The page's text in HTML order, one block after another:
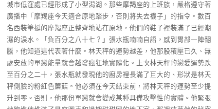
城市低窪處已經形成了小型潟湖。那些摩羯座的上班族，嚴格遵守著
廣播中「摩羯座今天適合原地踏步，否則將失去襪子」的指令。數百
名西裝筆挺的摩羯座正整齊地站在原地，他們的鞋子裡裝滿了已經潮
濕的淚水。「負百分之八十七？」張水瓶喃喃自語，感到胃部一陣翻
騰，他知道這代表著什麼。林天秤的運勢越差，他那股積壓已久、無
處安放的單戀能量就會越發瘋狂地實體化。上次林天秤的戀愛運勢跌
至百分之二十，張水瓶就發現他的廚房裡長滿了巨大的、形狀是林天
秤側臉的粉紅色蘑菇。他必須在今天結束前，將林天秤的運勢至少提
升到零。否則，他那份單戀就會變成某種具備攻擊性的實體。他緊張